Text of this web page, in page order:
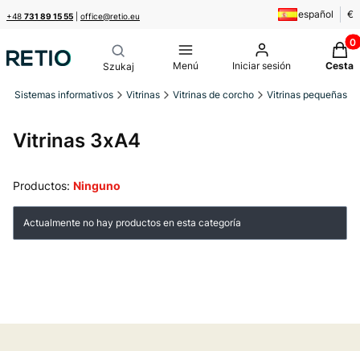
+48 731 89 15 55 office@retio.eu español €
Menú Iniciar sesión Cesta
Sistemas informativos Vitrinas Vitrinas de corcho Vitrinas pequeñas
Vitrinas 3xA4
Productos: Ninguno
Lista de productos
Actualmente no hay productos en esta categoría